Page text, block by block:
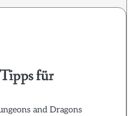
für
and Dragons